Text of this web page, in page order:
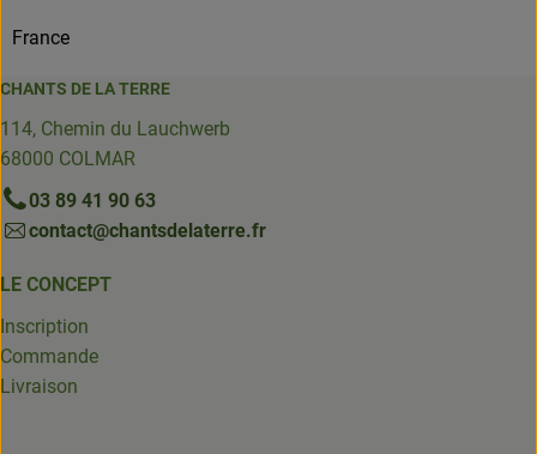
France
CHANTS DE LA TERRE
114, Chemin du Lauchwerb
68000 COLMAR
03 89 41 90 63
contact@chantsdelaterre.fr
LE CONCEPT
Inscription
Commande
Livraison